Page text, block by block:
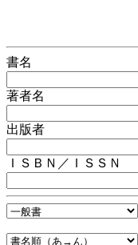
書名
著者名
出版者
ＩＳＢＮ／ＩＳＳＮ